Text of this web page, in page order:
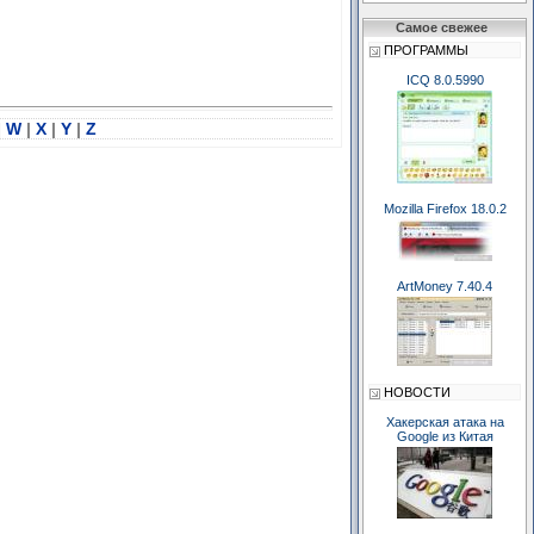
W | X | Y | Z
Самое свежее
ПРОГРАММЫ
ICQ 8.0.5990
Mozilla Firefox 18.0.2
ArtMoney 7.40.4
НОВОСТИ
Хакерская атака на
Google из Китая